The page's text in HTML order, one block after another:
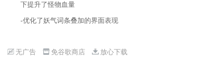
下提升了怪物血量
-优化了妖气词条叠加的界面表现
无广告 免谷歌商店 放心下载